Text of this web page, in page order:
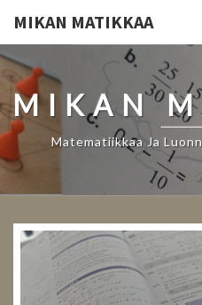
MIKAN MATIKKAA
MIKAN
Matematiikkaa Ja